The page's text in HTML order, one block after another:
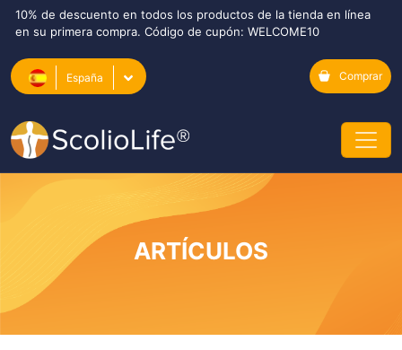
10% de descuento en todos los productos de la tienda en línea
en su primera compra. Código de cupón: WELCOME10
España Comprar
ARTÍCULOS